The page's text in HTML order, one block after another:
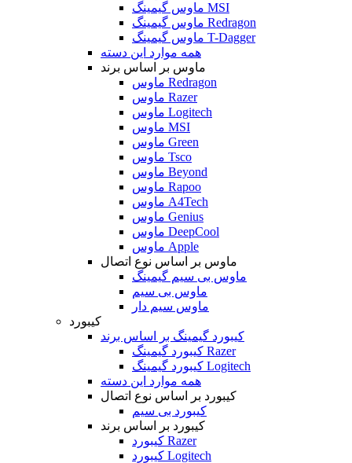
ماوس گیمینگ MSI
ماوس گیمینگ Redragon
ماوس گیمینگ T-Dagger
همه موارد این دسته
ماوس بر اساس برند
ماوس Redragon
ماوس Razer
ماوس Logitech
ماوس MSI
ماوس Green
ماوس Tsco
ماوس Beyond
ماوس Rapoo
ماوس A4Tech
ماوس Genius
ماوس DeepCool
ماوس Apple
ماوس بر اساس نوع اتصال
ماوس بی سیم گیمینگ
ماوس بی سیم
ماوس سیم دار
کیبورد
کیبورد گیمینگ بر اساس برند
کیبورد گیمینگ Razer
کیبورد گیمینگ Logitech
همه موارد این دسته
کیبورد بر اساس نوع اتصال
کیبورد بی سیم
کیبورد بر اساس برند
کیبورد Razer
کیبورد Logitech